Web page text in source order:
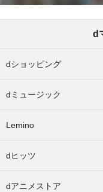
d
dショッピング
dミュージック
Lemino
dヒッツ
dアニメストア